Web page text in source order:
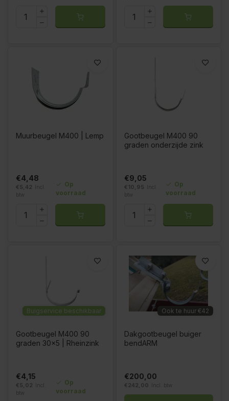
Muurbeugel M400 | Lemp
€4,48
€5,42
Incl.
btw
Op
voorraad
Gootbeugel M400 90
graden onderzijde zink
€9,05
€10,95
Incl.
btw
Op
voorraad
Buigservice beschikbaar
Gootbeugel M400 90
graden 30x5 | Rheinzink
€4,15
€5,02
Incl.
btw
Op
voorraad
Ook te huur €42
Dakgootbeugel buiger
bendARM
€200,00
€242,00 Incl. btw